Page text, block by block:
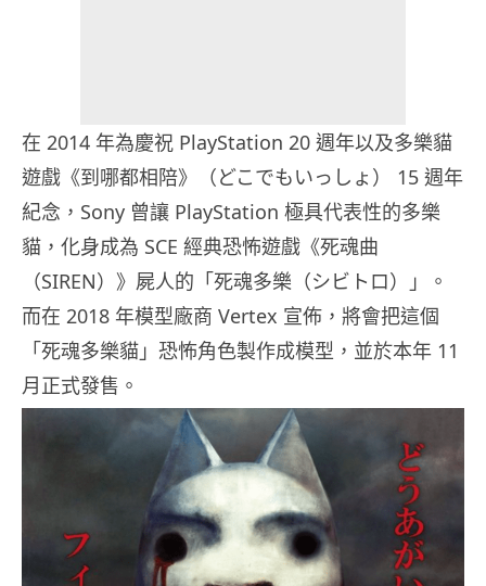
在 2014 年為慶祝 PlayStation 20 週年以及多樂貓
遊戲《到哪都相陪》（どこでもいっしょ） 15 週年
紀念，Sony 曾讓 PlayStation 極具代表性的多樂
貓，化身成為 SCE 經典恐怖遊戲《死魂曲
（SIREN）》屍人的「死魂多樂（シビトロ）」。
而在 2018 年模型廠商 Vertex 宣佈，將會把這個
「死魂多樂貓」恐怖角色製作成模型，並於本年 11
月正式發售。